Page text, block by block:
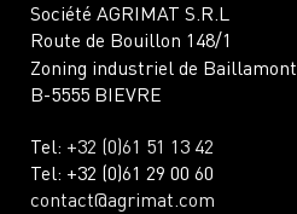
Société AGRIMAT S.R.L
Route de Bouillon 148/1
Zoning industriel de Baillamont
B-5555 BIEVRE
Tel: +32 (0)61 51 13 42
Tel: +32 (0)61 29 00 60
contact@agrimat.com